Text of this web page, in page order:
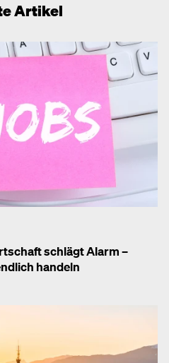
Artikel
schlägt Alarm –
handeln